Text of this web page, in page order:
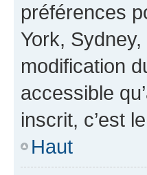
préférences
York,
modification
accessible
inscrit, c’est
Haut